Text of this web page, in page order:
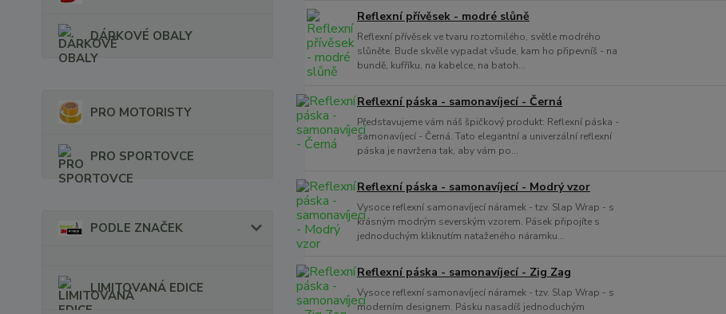
DÁRKOVÉ OBALY
PRO MOTORISTY
PRO SPORTOVCE
PODLE ZNAČEK
LIMITOVANÁ EDICE
Reflexní přívěsek - modré slůně
Reflexní přívěsek ve tvaru roztomilého, světle modrého
slůněte. Bude skvěle vypadat všude, kam ho připevníš - na
bundě, kufříku, na kabelce, na batoh...
Reflexní páska - samonavíjecí - Černá
Představujeme vám náš špičkový produkt: Reflexní páska -
samonavíjecí - Černá. Tato elegantní a univerzální reflexní
páska je navržena tak, aby vám po...
Reflexní páska - samonavíjecí - Modrý vzor
Vysoce reflexní samonavíjecí náramek - tzv. Slap Wrap - s
krásným modrým severským vzorem. Pásek připojíte s
jednoduchým kliknutím nataženého náramku...
Reflexní páska - samonavíjecí - Zig Zag
Vysoce reflexní samonavíjecí náramek - tzv. Slap Wrap - s
moderním designem. Pásku nasadíš jednoduchým